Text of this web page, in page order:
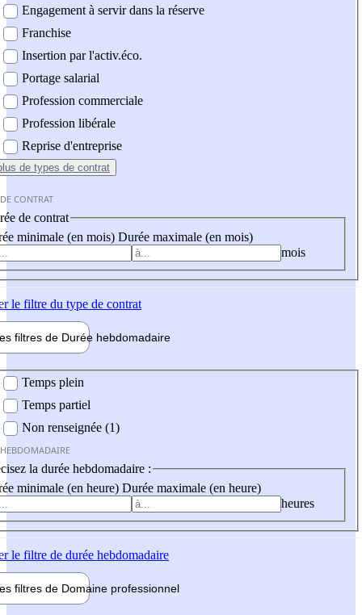
Engagement à servir dans la réserve
Franchise
Insertion par l'activ.éco.
Portage salarial
Profession commerciale
Profession libérale
Reprise d'entreprise
de types de contrat
CONTRAT
de contrat
minimale (en mois) Durée maximale (en mois)
mois
le filtre du type de contrat
filtres de Durée hebdomadaire
Temps plein
Temps partiel
Non renseignée (1)
la durée hebdomadaire :
minimale (en heure) Durée maximale (en heure)
heures
le filtre de durée hebdomadaire
filtres de Domaine professionnel